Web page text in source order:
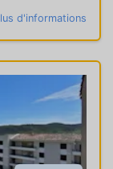
d'informations